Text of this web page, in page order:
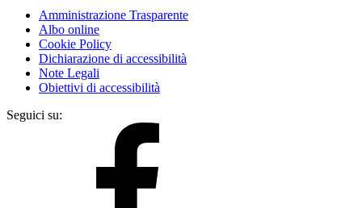
Amministrazione Trasparente
Albo online
Cookie Policy
Dichiarazione di accessibilità
Note Legali
Obiettivi di accessibilità
Seguici su: